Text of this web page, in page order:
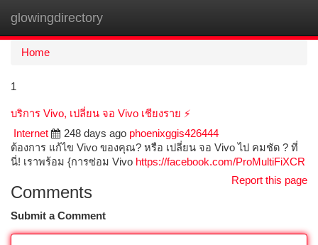
glowingdirectory
Home
1
บริการ Vivo, เปลี่ยน จอ Vivo เชียงราย ⚡️
Internet
248 days ago phoenixggis426444
ต้องการ แก้ไข Vivo ของคุณ? หรือ เปลี่ยน จอ Vivo ไป คมชัด ? ที่
นี่! เราพร้อม {การซ่อม Vivo https://facebook.com/ProMultiFiXCR
Report this page
Comments
Submit a Comment